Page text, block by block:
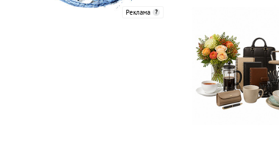
Реклама